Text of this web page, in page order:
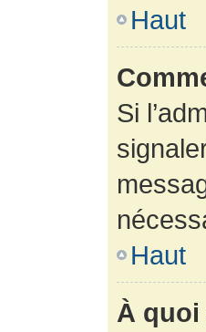
Haut
Si
Haut
À quoi